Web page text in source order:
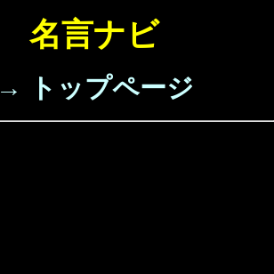
名言ナビ
→ トップページ